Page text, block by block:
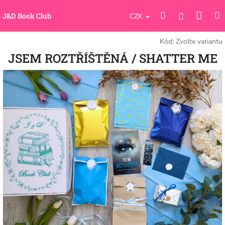
naJ&D Book Club CZK HledatPřihlášení
Kód: Zvolte variantu
JSEM ROZTŘÍŠTĚNÁ / SHATTER ME